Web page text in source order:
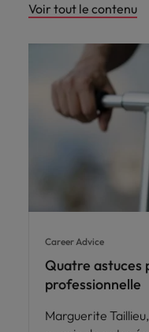
Voir tout le contenu
Career Advice
Quatre astuces
professionnelle
Marguerite